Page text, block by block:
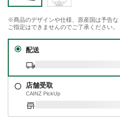
※商品のデザインや仕様、原産国は予告な
ご指定はできませんのでご了承ください。
配送
店舗受取
CAINZ PickUp